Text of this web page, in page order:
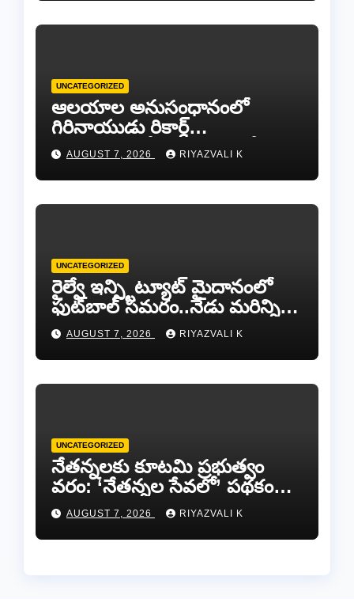
UNCATEGORIZED
ఆలయాల అనుసంధానంలో
గిరినాయుడు రికార్డ్
దారినేర్పరి..రోడ్డు నిర్మాణంతో పాటు
AUGUST 7, 2026 RIYAZVALI K
UNCATEGORIZED
రైల్వే ఇన్స్టిట్యూట్ మైదానంలో
ఫుట్‌బాల్ సమరం..నేడు మరిన్ని
జట్లు సిద్ధం!.
AUGUST 7, 2026 RIYAZVALI K
UNCATEGORIZED
​నేతన్నలకు కూటమి ప్రభుత్వం
వరం: ‘నేతన్నల సేవలో’ పథకం
ద్వారా ఏటా ₹25,000 ఆర్థిక
AUGUST 7, 2026 RIYAZVALI K